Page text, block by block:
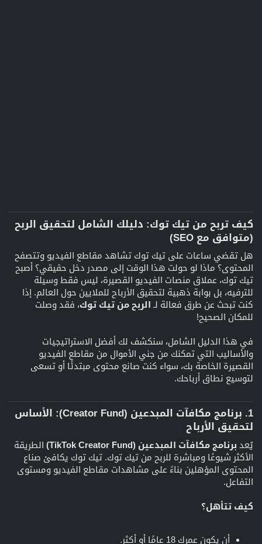
كيف تربح من تيك توك: دليلك الشامل لتحقيق الربح
(متوافق مع SEO)​
هل تقضي ساعات على تيك توك تشاهد مقاطع الفيديو وتتصفح
المحتوى؟ ماذا لو حولت هذا الوقت إلى مصدر دخل حقيقي؟ أصبح
تيك توك، عملاق منصات الفيديو القصيرة، ليس فقط وسيلة
للترفيه، بل بوابة ذهبية لتحقيق الأرباح للملايين حول العالم. إذا
كنت تبحث عن طرق فعالة لـ الربح من تيك توك، فقد وصلت
للمكان الصحيح!
في هذا الدليل الشامل، سنكشف لك أفضل الاستراتيجيات
والأساليب التي تمكنك من جني الأموال من مقاطع الفيديو
القصيرة الخاصة بك، سواء كنت صانع محتوى مبتدئًا أو تسعى
لتوسيع نطاق أرباحك.
1. برنامج مكافآت المبدعين (Creator Fund): الأساس
لتحقيق الأرباح​
يُعد برنامج مكافآت المبدعين (TikTok Creator Fund)
الطريقة
الأكثر شيوعًا ومباشرة للربح من تيك توك. تيك توك يكافئ صناع
المحتوى المؤهلين بناءً على مشاهدات مقاطع الفيديو ومستوى
التفاعل.
كيف تتأهل؟
أن يكون عمرك 18 عامًا أو أكثر.